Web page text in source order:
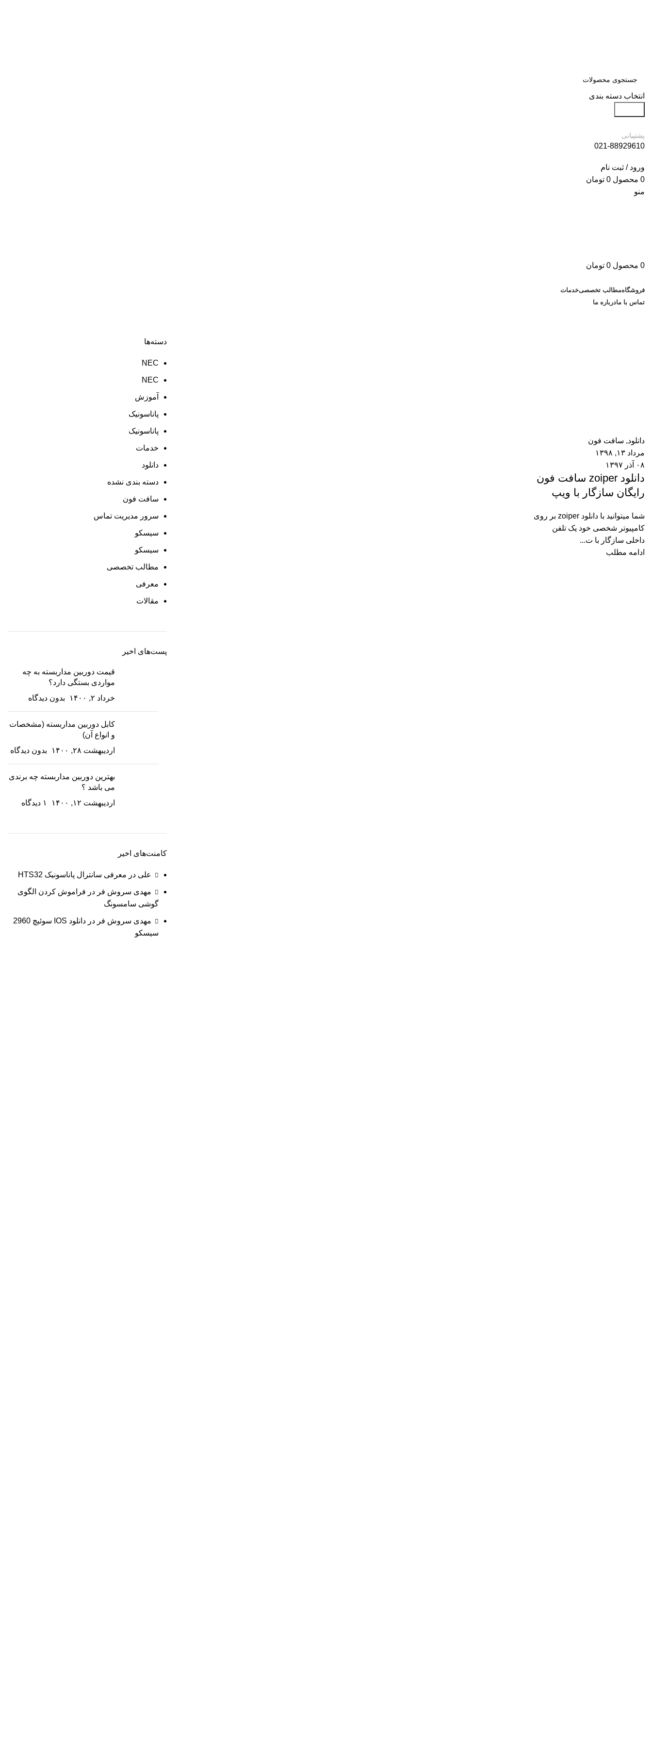
انتخاب دسته بندی
پشتیبانی
021-88929610
ورود / ثبت نام
0 محصول 0 تومان
منو
0 محصول 0 تومان
فروشگاهمطالب تخصصیخدمات
تماس با مادرباره ما
دانلود, سافت فون
مرداد ۱۳, ۱۳۹۸
۰۸ آذر ۱۳۹۷
دانلود zoiper سافت فون
رایگان سازگار با ویپ
شما میتوانید با دانلود zoiper بر روی
کامپیوتر شخصی خود یک تلفن
داخلی سازگار با ت...
ادامه مطلب
دسته‌ها
NEC
NEC
آموزش
پاناسونیک
پاناسونیک
خدمات
دانلود
دسته بندی نشده
سافت فون
سرور مدیریت تماس
سیسکو
سیسکو
مطالب تخصصی
معرفی
مقالات
پست‌های اخیر
قیمت دوربین مداربسته به چه
مواردی بستگی دارد؟
خرداد ۲, ۱۴۰۰
بدون دیدگاه
کابل دوربین مداربسته (مشخصات
و انواع آن)
اردیبهشت ۲۸, ۱۴۰۰
بدون دیدگاه
بهترین دوربین مداربسته چه برندی
می باشد ؟
اردیبهشت ۱۲, ۱۴۰۰
۱ دیدگاه
کامنت‌های اخیر
علی در معرفی سانترال پاناسونیک HTS32
مهدی سروش فر در فراموش کردن الگوی
گوشی سامسونگ
مهدی سروش فر در
دانلود IOS سوئیچ 2960
سیسکو